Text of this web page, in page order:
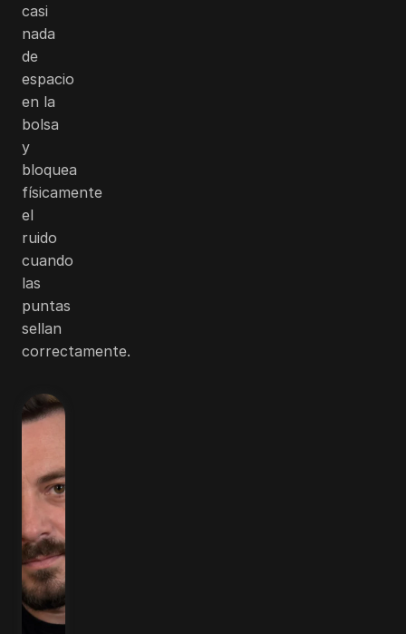
casi
nada
de
espacio
en la
bolsa
y
bloquea
físicamente
el
ruido
cuando
las
puntas
sellan
correctamente.